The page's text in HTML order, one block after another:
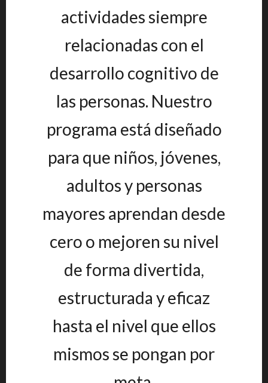
actividades siempre
relacionadas con el
desarrollo cognitivo de
las personas. Nuestro
programa está diseñado
para que niños, jóvenes,
adultos y personas
mayores aprendan desde
cero o mejoren su nivel
de forma divertida,
estructurada y eficaz
hasta el nivel que ellos
mismos se pongan por